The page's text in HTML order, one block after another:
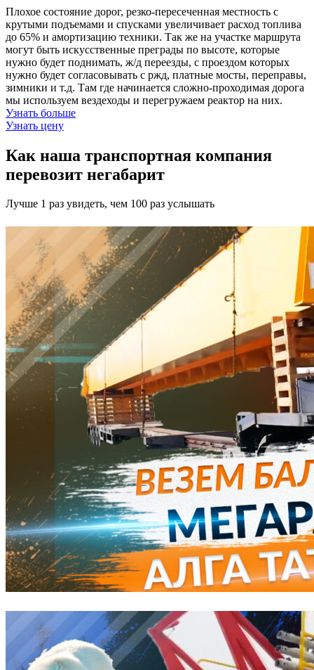
Плохое состояние дорог, резко-пересеченная местность с
крутыми подъемами и спусками увеличивает расход топлива
до 65% и амортизацию техники. Так же на участке маршрута
могут быть искусственные преграды по высоте, которые
нужно будет поднимать, ж/д переезды, с проездом которых
нужно будет согласовывать с ржд, платные мосты, переправы,
зимники и т.д. Там где начинается сложно-проходимая дорога
мы используем вездеходы и перегружаем реактор на них.
Узнать больше
Узнать цену
Как наша транспортная компания
перевозит негабарит
Лучше 1 раз увидеть, чем 100 раз услышать